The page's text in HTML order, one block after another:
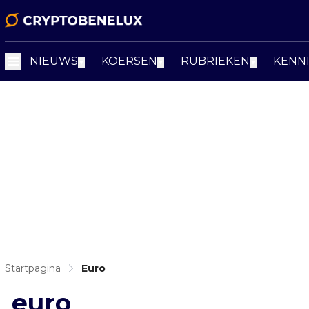
NIEUWS KOERSEN RUBRIEKEN
Startpagina Euro
euro